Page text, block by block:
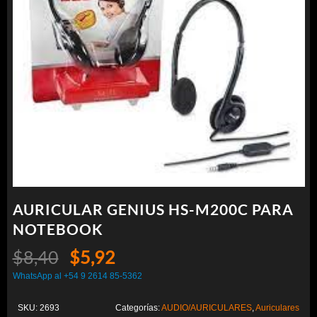
AURICULAR GENIUS HS-M200C PARA
NOTEBOOK
$8,40 El
precio
$5,92El
precio
actual
WhatsApp al +54 9 2614 85-5362
SKU: 2693 Categorías:AUDIO/AURICULARES,Auriculares